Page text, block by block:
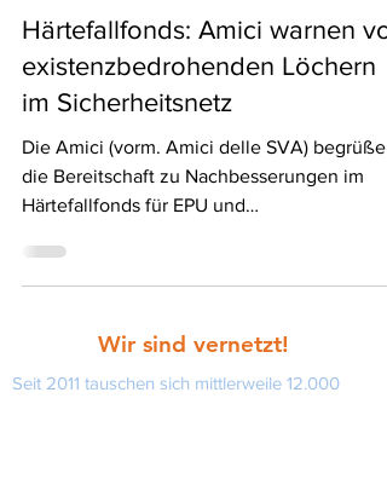
Härtefallfonds: Amici warnen vor
existenzbedrohenden Löchern
im Sicherheitsnetz
Die Amici (vorm. Amici delle SVA) begrüßen
die Bereitschaft zu Nachbesserungen im
Härtefallfonds für EPU und
Wir sind vernetzt!
Seit 2011 tauschen sich mittlerweile 12.000